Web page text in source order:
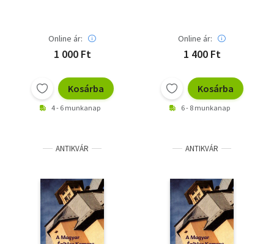
Online ár:
1 000 Ft
Kosárba
4 - 6 munkanap
Online ár:
1 400 Ft
Kosárba
6 - 8 munkanap
ANTIKVÁR ANTIKVÁR